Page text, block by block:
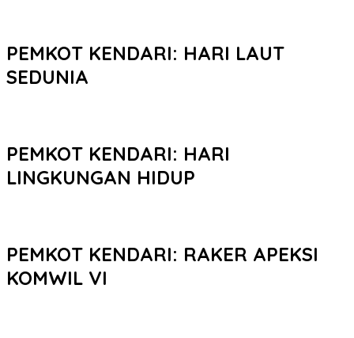
PEMKOT KENDARI: HARI LAUT
SEDUNIA
PEMKOT KENDARI: HARI
LINGKUNGAN HIDUP
PEMKOT KENDARI: RAKER APEKSI
KOMWIL VI